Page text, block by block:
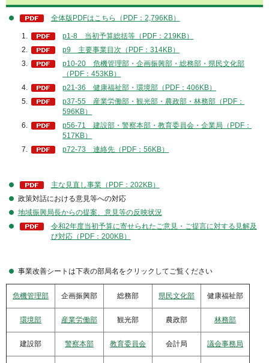
全体版PDFはこちら（PDF：2,796KB）
p1-8 当初予算総括等（PDF：219KB）
p9 主要事業目次（PDF：314KB）
p10-20 危機管理部・企画振興部・総務部・県民文化部
（PDF：453KB）
p21-36 健康福祉部・環境部（PDF：406KB）
p37-55 産業労働部・観光部・農政部・林務部（PDF：
596KB）
p56-71 建設部・警察本部・教育委員会・企業局（PDF：
517KB）
p72-73 連絡先（PDF：56KB）
主な見直し事業（PDF：202KB）
政策対話における意見等への対応
地域振興局長からの提案、意見等の反映状況
令和2年度当初予算に寄せられたご意見・ご提言に対する見解及
び対応（PDF：200KB）
事業改善シートは下表の部局名をクリックしてご覧ください
危機管理部 企画振興部 総務部 県民文化部 健康福祉部
環境部 産業労働部 観光部 農政部 林務部
建設部 警察本部 教育委員会 会計局 議会事務局